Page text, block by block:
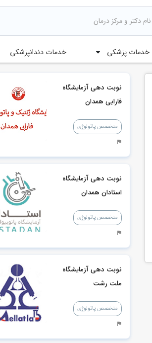
خدمات پزشکی خدمات دندانپزشکی
نوبت دهی آزمایشگاه
فارابی همدان
متخصص پاتولوژِی
نوبت دهی آزمایشگاه
استادان همدان
متخصص پاتولوژِی
نوبت دهی آزمایشگاه
ملت رشت
متخصص پاتولوژِی